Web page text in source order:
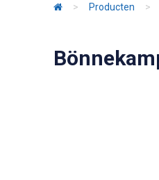
> Producten >